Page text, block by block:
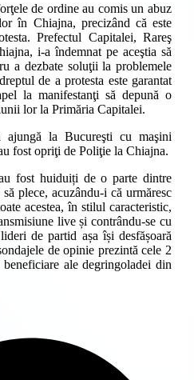
de ordine au comis un abuz
în Chiajna, precizând că este
Prefectul Capitalei, Rareş
i-a îndemnat pe aceştia să
a dezbate soluţii la problemele
de a protesta este garantat
la manifestanţi să depună o
lor la Primăria Capitalei.
ajungă la Bucureşti cu maşini
fost opriţi de Poliţie la Chiajna.
fost huiduiți de o parte dintre
plece, acuzându-i că urmăresc
acestea, în stilul caracteristic,
live și contrându-se cu
de partid așa își desfășoară
de opinie prezintă cele 2
ale degringoladei din